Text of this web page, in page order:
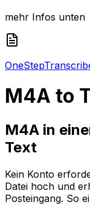
mehr Infos unten
OneStep
M4A to
M4A in
Text
Kein Konto
Datei hoch und
Posteingang. So